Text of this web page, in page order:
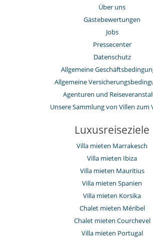
Über uns
Gästebewertungen
Jobs
Pressecenter
Datenschutz
Allgemeine
Allgemeine
Agenturen und
Unsere Sammlung von Villen zum
Luxusreiseziele
Villa mieten Marrakesch
Villa mieten Ibiza
Villa mieten Mauritius
Villa mieten Spanien
Villa mieten Korsika
Chalet mieten Méribel
Chalet mieten Courchevel
Villa mieten Portugal